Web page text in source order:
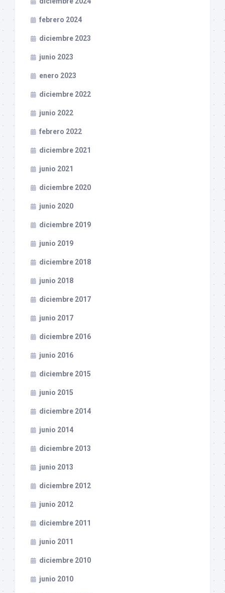
febrero 2024
diciembre 2023
junio 2023
enero 2023
diciembre 2022
junio 2022
febrero 2022
diciembre 2021
junio 2021
diciembre 2020
junio 2020
diciembre 2019
junio 2019
diciembre 2018
junio 2018
diciembre 2017
junio 2017
diciembre 2016
junio 2016
diciembre 2015
junio 2015
diciembre 2014
junio 2014
diciembre 2013
junio 2013
diciembre 2012
junio 2012
diciembre 2011
junio 2011
diciembre 2010
junio 2010